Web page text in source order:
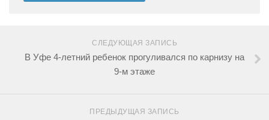
СЛЕДУЮЩАЯ ЗАПИСЬ
В Уфе 4-летний ребенок прогуливался по карнизу на
9-м этаже
ПРЕДЫДУЩАЯ ЗАПИСЬ